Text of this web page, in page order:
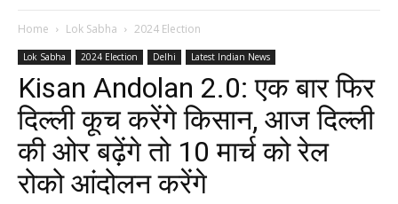
Home Lok Sabha 2024 Election
Lok Sabha 2024 Election Delhi Latest Indian News
Kisan Andolan 2.0: एक बार फिर
दिल्ली कूच करेंगे किसान, आज दिल्ली
की ओर बढ़ेंगे तो 10 मार्च को रेल
रोको आंदोलन करेंगे